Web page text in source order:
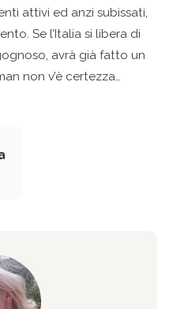
attivi ed anzi subissati,
Se l’Italia si libera di
avrà già fatto un
non v’è certezza…